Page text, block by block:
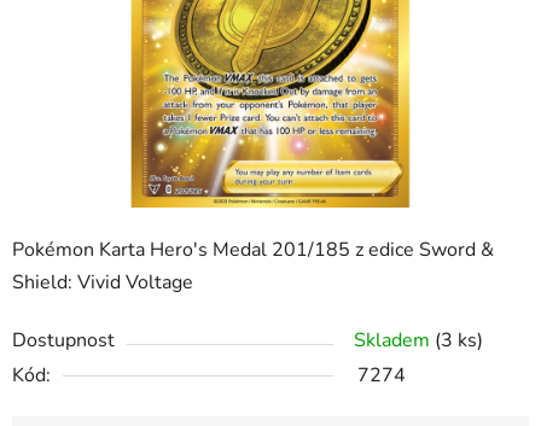
Pokémon Karta Hero's Medal 201/185 z edice Sword &
Shield: Vivid Voltage
Dostupnost Skladem (3 ks)
Kód:
7274